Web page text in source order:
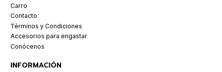
Carro
Contacto
Términos y Condiciones
Accesorios para engastar
Conócenos
INFORMACIÓN